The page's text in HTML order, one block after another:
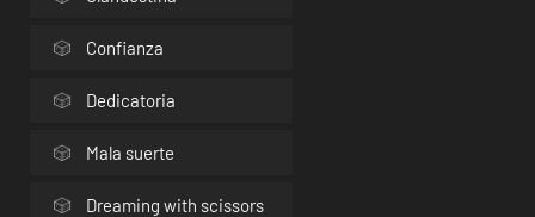
Confianza
Dedicatoria
Mala suerte
Dreaming with scissors